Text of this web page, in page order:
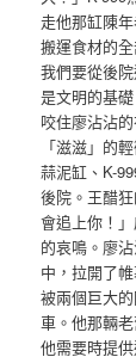
走他那缸陳
搬運食材的
我們要從後
是文明的基
咬住廖沾沾
「滋滋」的
蒜泥缸、K-
後院。王醋
會追上你！
的哀鳴。廖
中，拉開了
被兩個巨大
車。他那輛
他需要時提